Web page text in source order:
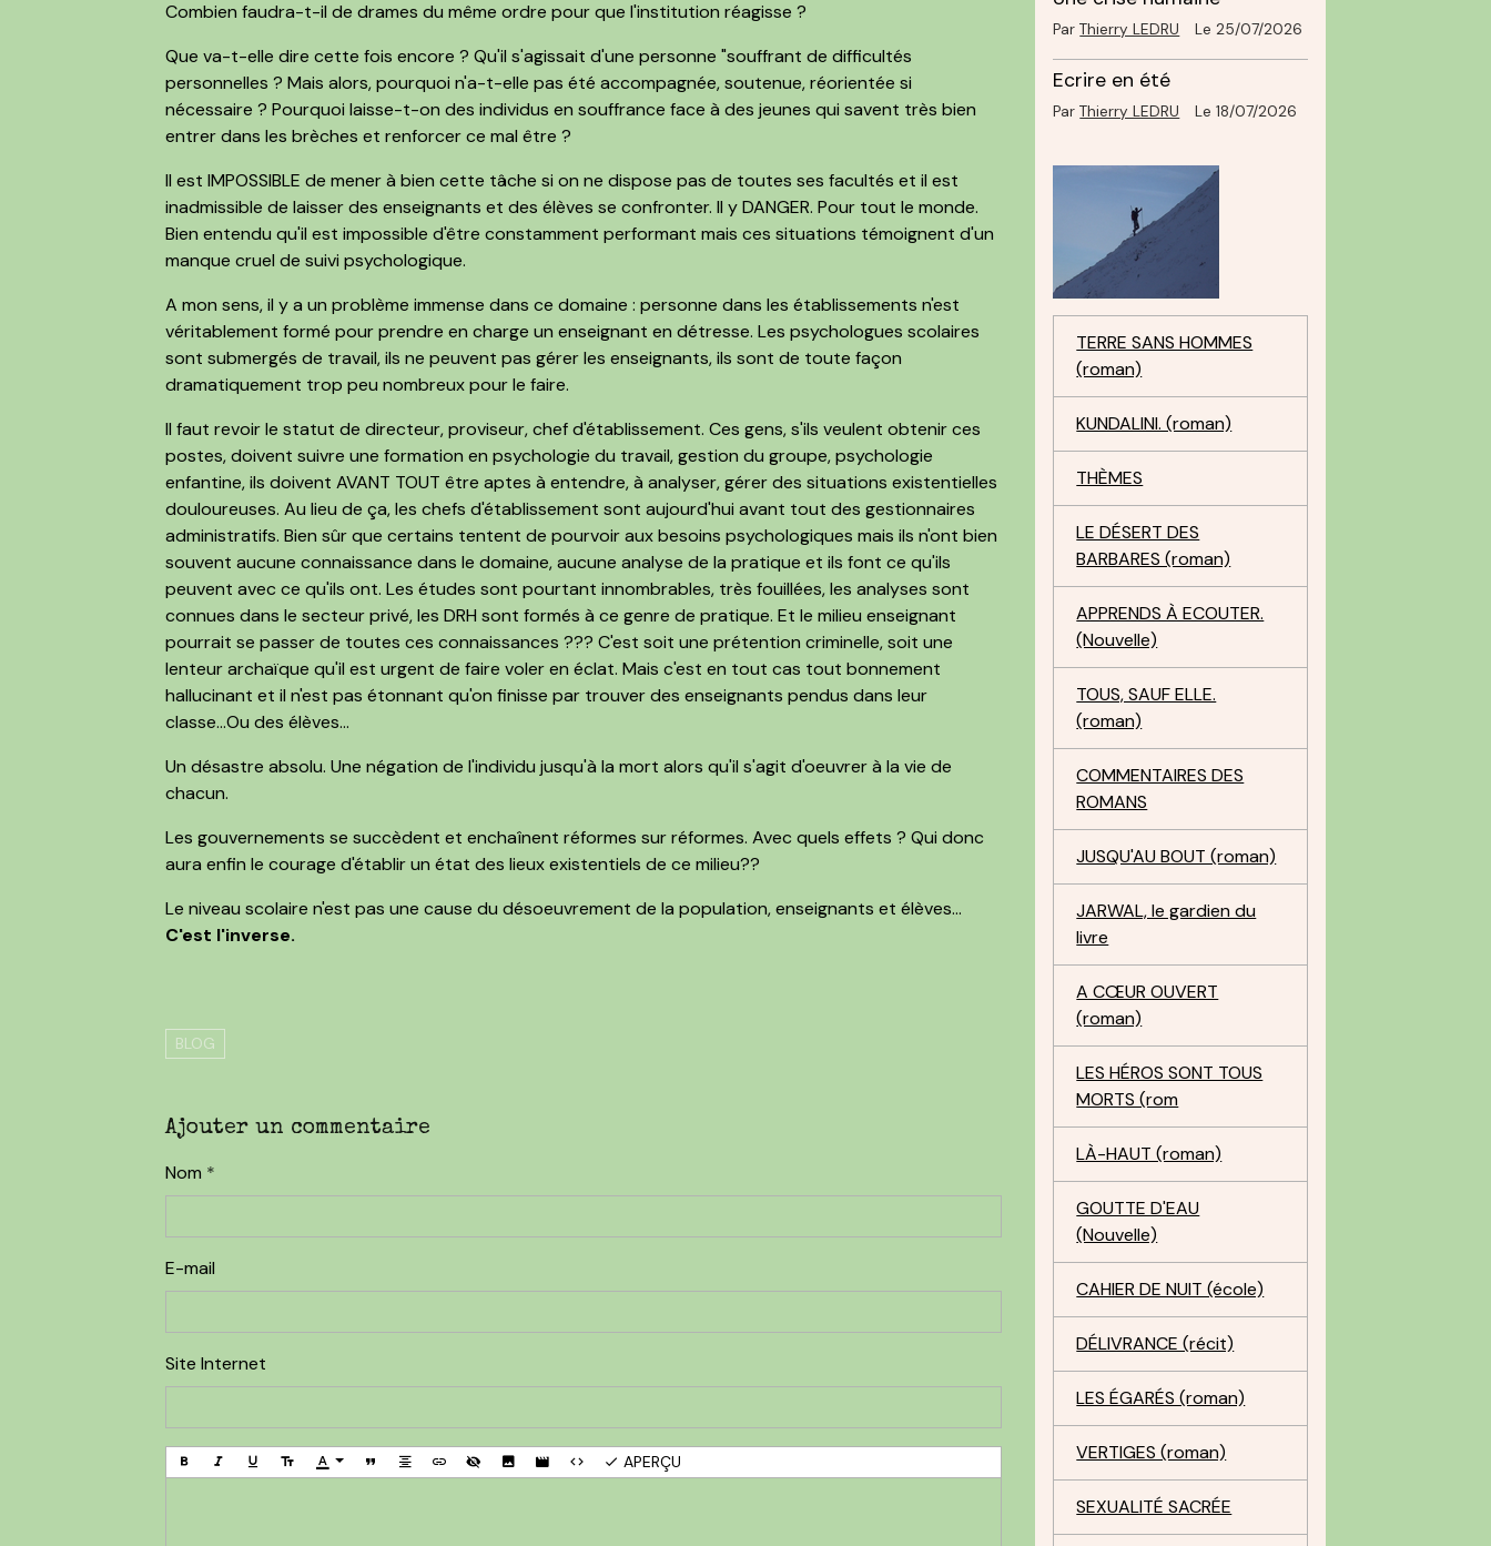
Combien faudra-t-il de drames du même ordre pour que l'institution réagisse ?
Que va-t-elle dire cette fois encore ? Qu'il s'agissait d'une personne "souffrant de difficultés
personnelles ? Mais alors, pourquoi n'a-t-elle pas été accompagnée, soutenue, réorientée si
nécessaire ? Pourquoi laisse-t-on des individus en souffrance face à des jeunes qui savent très bien
entrer dans les brèches et renforcer ce mal être ?
Il est IMPOSSIBLE de mener à bien cette tâche si on ne dispose pas de toutes ses facultés et il est
inadmissible de laisser des enseignants et des élèves se confronter. Il y DANGER. Pour tout le monde.
Bien entendu qu'il est impossible d'être constamment performant mais ces situations témoignent d'un
manque cruel de suivi psychologique.
A mon sens, il y a un problème immense dans ce domaine : personne dans les établissements n'est
véritablement formé pour prendre en charge un enseignant en détresse. Les psychologues scolaires
sont submergés de travail, ils ne peuvent pas gérer les enseignants, ils sont de toute façon
dramatiquement trop peu nombreux pour le faire.
Il faut revoir le statut de directeur, proviseur, chef d'établissement. Ces gens, s'ils veulent obtenir ces
postes, doivent suivre une formation en psychologie du travail, gestion du groupe, psychologie
enfantine, ils doivent AVANT TOUT être aptes à entendre, à analyser, gérer des situations existentielles
douloureuses. Au lieu de ça, les chefs d'établissement sont aujourd'hui avant tout des gestionnaires
administratifs. Bien sûr que certains tentent de pourvoir aux besoins psychologiques mais ils n'ont bien
souvent aucune connaissance dans le domaine, aucune analyse de la pratique et ils font ce qu'ils
peuvent avec ce qu'ils ont. Les études sont pourtant innombrables, très fouillées, les analyses sont
connues dans le secteur privé, les DRH sont formés à ce genre de pratique. Et le milieu enseignant
pourrait se passer de toutes ces connaissances ??? C'est soit une prétention criminelle, soit une
lenteur archaïque qu'il est urgent de faire voler en éclat. Mais c'est en tout cas tout bonnement
hallucinant et il n'est pas étonnant qu'on finisse par trouver des enseignants pendus dans leur
classe...Ou des élèves...
Un désastre absolu. Une négation de l'individu jusqu'à la mort alors qu'il s'agit d'oeuvrer à la vie de
chacun.
Les gouvernements se succèdent et enchaînent réformes sur réformes. Avec quels effets ? Qui donc
aura enfin le courage d'établir un état des lieux existentiels de ce milieu??
Le niveau scolaire n'est pas une cause du désoeuvrement de la population, enseignants et élèves...
C'est l'inverse.
BLOG
Ajouter un commentaire
Nom
E-mail
Site Internet
APERÇU
ParThierry LEDRU Le 25/07/2026
Ecrire en été
ParThierry LEDRU Le 18/07/2026
TERRE SANS HOMMES
(roman)
KUNDALINI. (roman)
THÈMES
LE DÉSERT DES
BARBARES (roman)
APPRENDS À ECOUTER.
(Nouvelle)
TOUS, SAUF ELLE.
(roman)
COMMENTAIRES DES
ROMANS
JUSQU'AU BOUT (roman)
JARWAL, le gardien du
livre
A CŒUR OUVERT
(roman)
LES HÉROS SONT TOUS
MORTS (rom
LÀ-HAUT (roman)
GOUTTE D'EAU
(Nouvelle)
CAHIER DE NUIT (école)
DÉLIVRANCE (récit)
LES ÉGARÉS (roman)
VERTIGES (roman)
SEXUALITÉ SACRÉE